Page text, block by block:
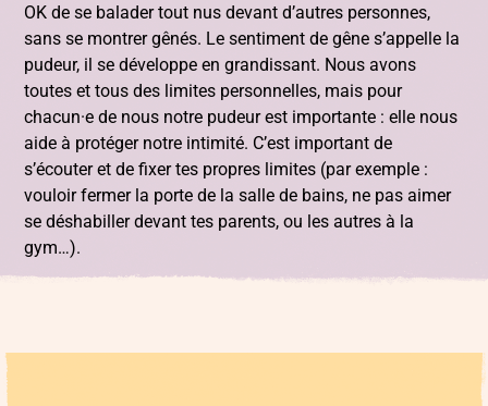
OK de se balader tout nus devant d’autres personnes,
sans se montrer gênés. Le sentiment de gêne s’appelle la
pudeur, il se développe en grandissant. Nous avons
toutes et tous des limites personnelles, mais pour
chacun·e de nous notre pudeur est importante : elle nous
aide à protéger notre intimité. C’est important de
s’écouter et de fixer tes propres limites (par exemple :
vouloir fermer la porte de la salle de bains, ne pas aimer
se déshabiller devant tes parents, ou les autres à la
gym…).